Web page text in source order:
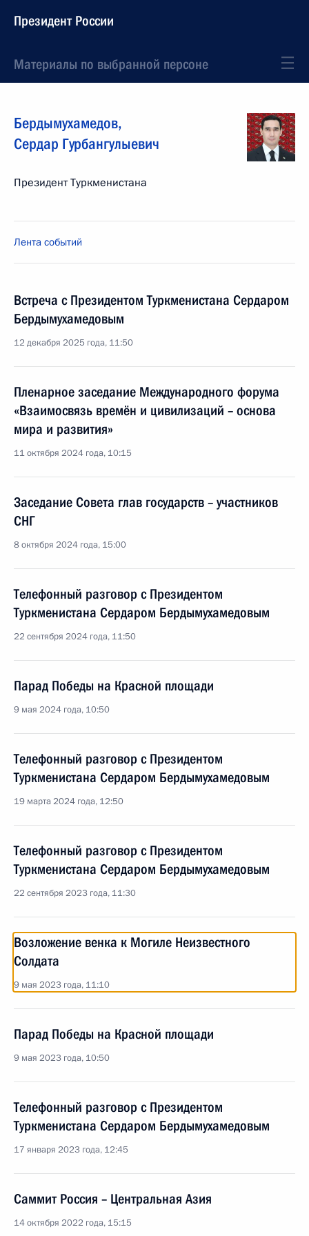
Президент России
Материалы по выбранной персоне
Бердымухамедов,
Сердар Гурбангулыевич
Президент Туркменистана
Лента событий
Встреча с Президентом Туркменистана Сердаром
Бердымухамедовым
12 декабря 2025 года, 11:50
Пленарное заседание Международного форума
«Взаимосвязь времён и цивилизаций – основа
мира и развития»
11 октября 2024 года, 10:15
Заседание Совета глав государств – участников
СНГ
8 октября 2024 года, 15:00
Телефонный разговор с Президентом
Туркменистана Сердаром Бердымухамедовым
22 сентября 2024 года, 11:50
Парад Победы на Красной площади
9 мая 2024 года, 10:50
Телефонный разговор с Президентом
Туркменистана Сердаром Бердымухамедовым
19 марта 2024 года, 12:50
Телефонный разговор с Президентом
Туркменистана Сердаром Бердымухамедовым
22 сентября 2023 года, 11:30
Возложение венка к Могиле Неизвестного
Солдата
9 мая 2023 года, 11:10
Парад Победы на Красной площади
9 мая 2023 года, 10:50
Телефонный разговор с Президентом
Туркменистана Сердаром Бердымухамедовым
17 января 2023 года, 12:45
Саммит Россия – Центральная Азия
14 октября 2022 года, 15:15